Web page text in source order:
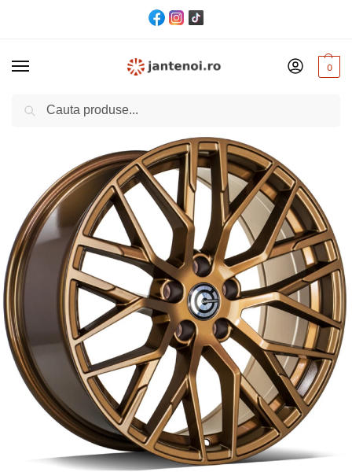
0
Acasă Jante / JANTA Carbonado Wealthy CB66.45 8.0/18″ 5×112 ET42 Bronze – Bronze